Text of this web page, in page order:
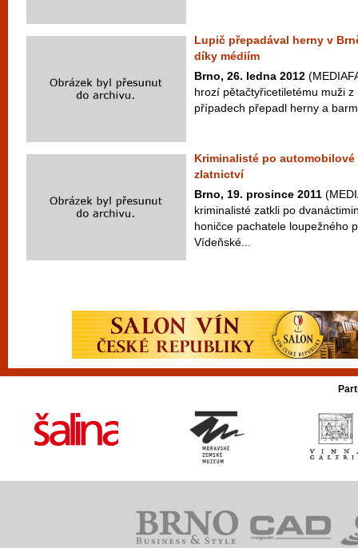
Lupič přepadával herny v
díky médiím
Brno, 26. ledna 2012
hrozí pětačtyřicetiletému muži
případech přepadl herny a
Kriminalisté po
zlatnictví
Brno, 19. prosince 2011
kriminalisté zatkli po
honičce pachatele loupežného
Vídeňské...